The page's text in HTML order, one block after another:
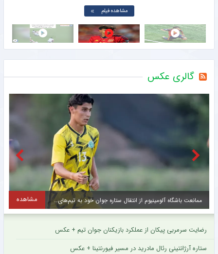
مشاهده فیلم
گالری عکس
ممانعت باشگاه آلومینیوم از انتقال ستاره جوان خود به تیم‌های مدعی + عکس مشاهده
رضایت سرمربی پیکان از عملکرد بازیکنان جوان تیم + عکس
ستاره آرژانتینی رئال مادرید در مسیر فیورنتینا + عکس